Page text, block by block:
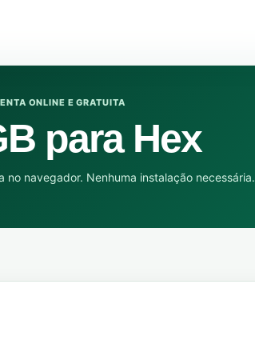
ONLINE E GRATUITA
para Hex
no navegador. Nenhuma instalação necessária.